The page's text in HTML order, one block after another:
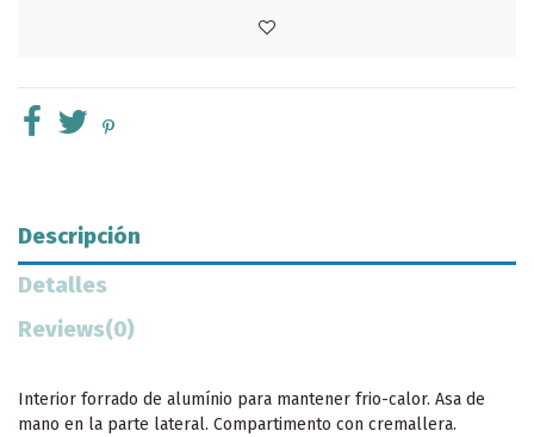
Descripción
Detalles
Reviews(0)
Interior forrado de alumínio para mantener frio-calor. Asa de
mano en la parte lateral. Compartimento con cremallera.